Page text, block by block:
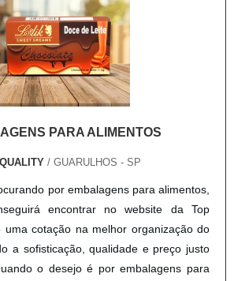
PARA ALIMENTOS
/ GUARULHOS - SP
por embalagens para alimentos,
encontrar no website da Top
uma cotação na melhor organização do
a sofisticação, qualidade e preço justo
o desejo é por embalagens para